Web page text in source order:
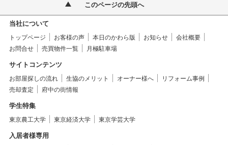
このページの先頭へ
当社について
トップページ お客様の声 本日のかわら版 お知らせ
会社概要
お問合せ
売買物件一覧 月極駐車場
サイトコンテンツ
お部屋探しの流れ 生協のメリット オーナー様へ
リフォーム事例
売却査定
府中の街情報
学生特集
東京農工大学 東京経済大学 東京学芸大学
入居者様専用